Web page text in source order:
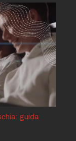
guida